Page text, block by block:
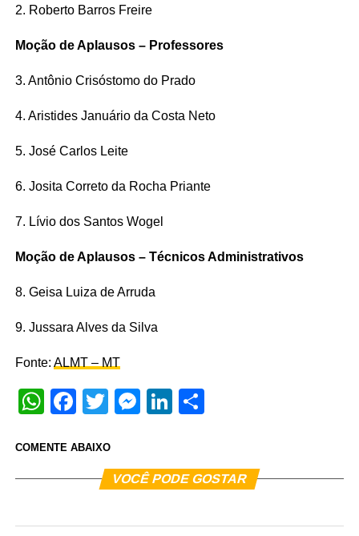
2. Roberto Barros Freire
Moção de Aplausos – Professores
3. Antônio Crisóstomo do Prado
4. Aristides Januário da Costa Neto
5. José Carlos Leite
6. Josita Correto da Rocha Priante
7. Lívio dos Santos Wogel
Moção de Aplausos – Técnicos Administrativos
8. Geisa Luiza de Arruda
9. Jussara Alves da Silva
Fonte: ALMT – MT
WhatsApp
Facebook
TwitterMessenger
LinkedIn
COMENTE ABAIXO
VOCÊ PODE GOSTAR